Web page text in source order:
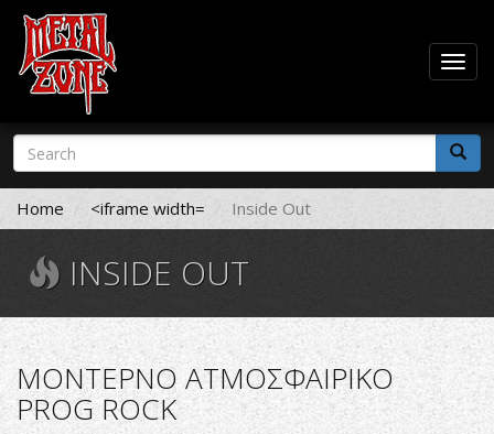
Skip
main
content
Search
form
Search
Home <iframe width= Inside Out
INSIDE OUT
ΜΟΝΤΕΡΝΟ ΑΤΜΟΣΦΑΙΡΙΚΟ
PROG ROCK